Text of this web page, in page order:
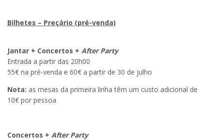
Bilhetes – Preçário (pré-venda)
Jantar + Concertos + After Party
Entrada a partir das 20h00
55€ na pré-venda e 60€ a partir de 30 de julho
Nota: as mesas da primeira linha têm um custo adicional de
10€ por pessoa
Concertos + After Party